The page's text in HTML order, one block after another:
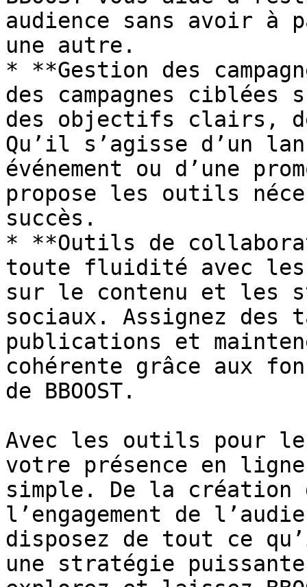
audience sans avoir à
une autre.
* **Gestion des
des campagnes ciblées
des objectifs clairs,
Qu’il s’agisse d’un
événement ou d’une
propose les outils
succès.
* **Outils de
toute fluidité avec les
sur le contenu et les
sociaux. Assignez des
publications et
cohérente grâce aux
de BBOOST.
Avec les outils pour
votre présence en
simple. De la création
l’engagement de
disposez de tout ce
une stratégie